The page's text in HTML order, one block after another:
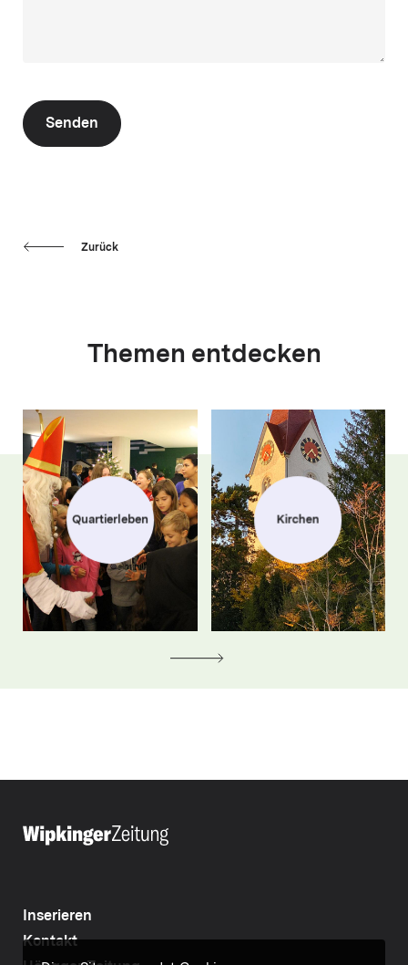
Senden
Zurück
Themen entdecken
Quartierleben Kirchen
Inserieren
Kontakt